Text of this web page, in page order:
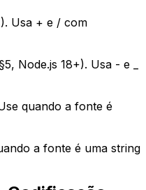
Usa + e / com
Node.js 18+). Usa - e _
quando a fonte é
a fonte é uma string